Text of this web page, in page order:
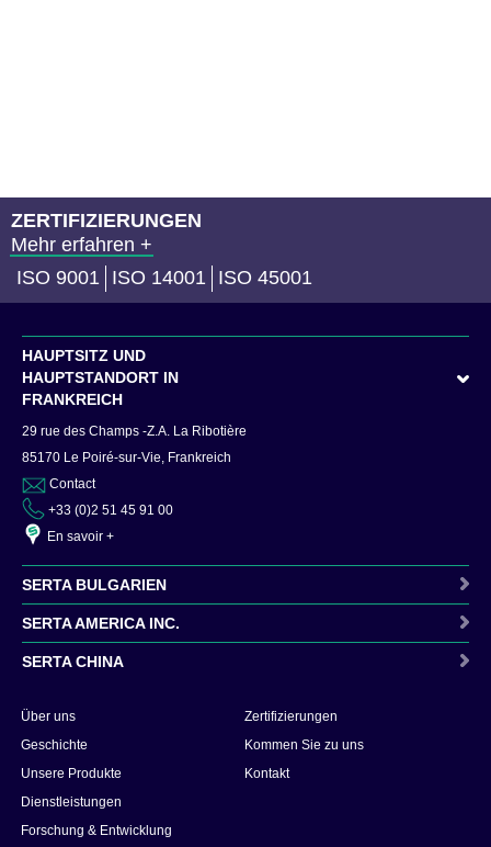
ZERTIFIZIERUNGEN
Mehr erfahren +
ISO 9001
ISO 14001 ISO 45001
HAUPTSITZ UND
HAUPTSTANDORT IN
FRANKREICH
29 rue des Champs -Z.A. La Ribotière
85170 Le Poiré-sur-Vie, Frankreich
Contact
+33 (0)2 51 45 91 00
En savoir +
SERTA BULGARIEN
En savoir +
SERTA AMERICA INC.
SERTA CHINA
Contact
En savoir +
Über uns
Geschichte
Unsere Produkte
Dienstleistungen
Forschung & Entwicklung
Zertifizierungen
Kommen Sie zu uns
Kontakt